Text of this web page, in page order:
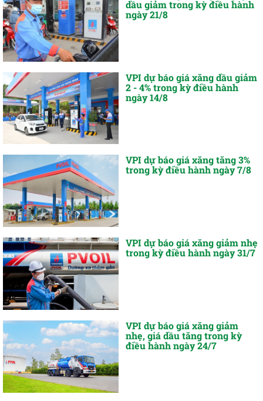
dầu giảm trong kỳ điều hành
ngày 21/8
VPI dự báo giá xăng dầu giảm
2 - 4% trong kỳ điều hành
ngày 14/8
VPI dự báo giá xăng tăng 3%
trong kỳ điều hành ngày 7/8
VPI dự báo giá xăng giảm nhẹ
trong kỳ điều hành ngày 31/7
VPI dự báo giá xăng giảm
nhẹ, giá dầu tăng trong kỳ
điều hành ngày 24/7